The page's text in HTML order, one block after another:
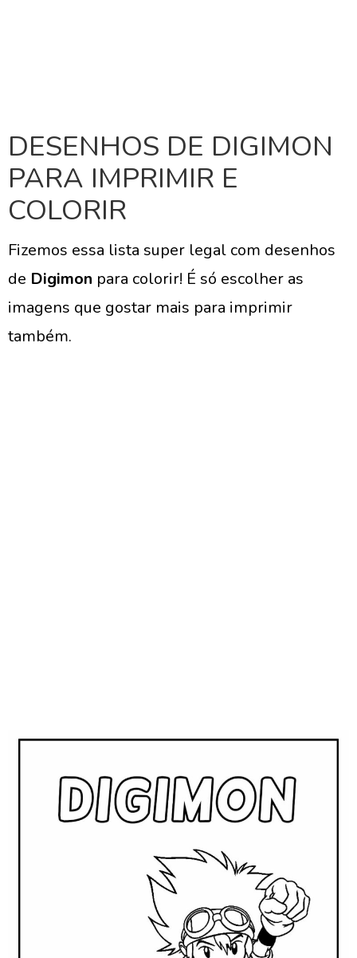
DESENHOS DE DIGIMON
PARA IMPRIMIR E
COLORIR
Fizemos essa lista super legal com desenhos
de Digimon para colorir! É só escolher as
imagens que gostar mais para imprimir
também.